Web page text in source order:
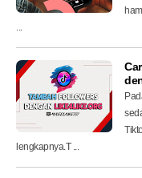
lengkapnya.T ...